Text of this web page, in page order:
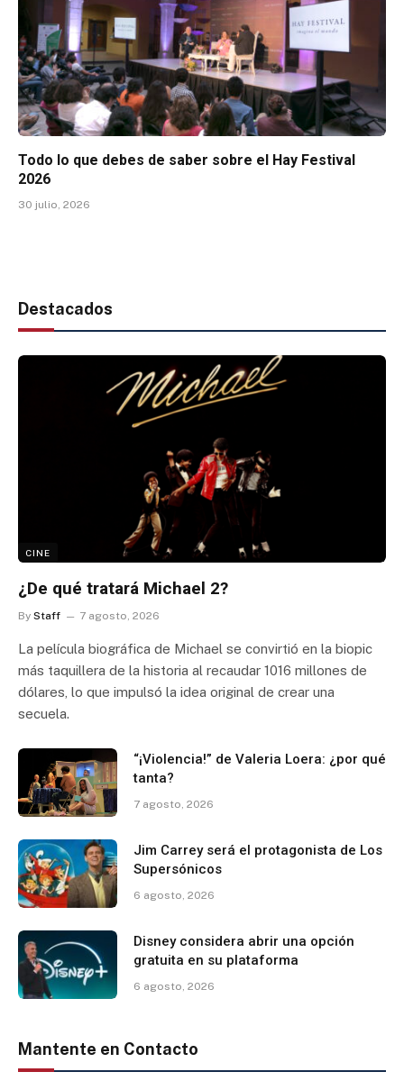
Todo lo que debes de saber sobre el Hay Festival
2026
30 julio, 2026
Destacados
CINE
¿De qué tratará Michael 2?
By Staff 7 agosto, 2026
La película biográfica de Michael se convirtió en la biopic
más taquillera de la historia al recaudar 1016 millones de
dólares, lo que impulsó la idea original de crear una
secuela.
“¡Violencia!” de Valeria Loera: ¿por qué
tanta?
7 agosto, 2026
Jim Carrey será el protagonista de Los
Supersónicos
6 agosto, 2026
Disney considera abrir una opción
gratuita en su plataforma
6 agosto, 2026
Mantente en Contacto